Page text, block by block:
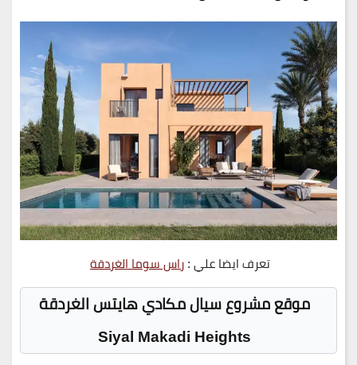
تعرف ايضا علي :راس سوما الغردقة
موقع مشروع سيال مكادي هايتس الغردقة
Siyal Makadi Heights